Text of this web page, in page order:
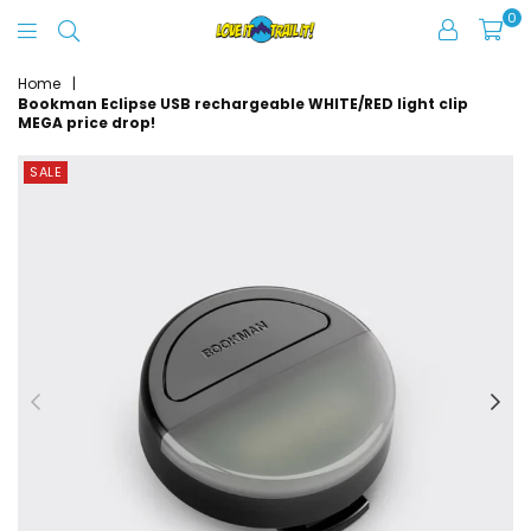
It
Trail
0
Home
|
Bookman Eclipse USB rechargeable WHITE/RED light clip
MEGA price drop!
SALE